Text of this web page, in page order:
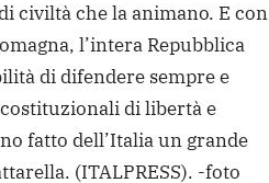
civiltà che la animano. E con
l’intera Repubblica
di difendere sempre e
di libertà e
fatto dell’Italia un grande
(ITALPRESS). -foto